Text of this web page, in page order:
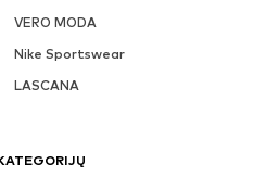
VERO MODA
Nike Sportswear
LASCANA